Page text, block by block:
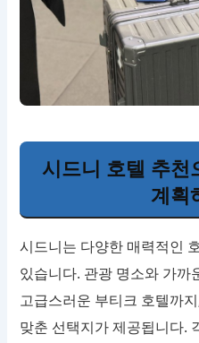
시드니 호텔 추천
계획
시드니는 다양한 매력적인
있습니다. 관광 명소와 가까
고급스러운 부티크 호텔까
맞춘 선택지가 제공됩니다.